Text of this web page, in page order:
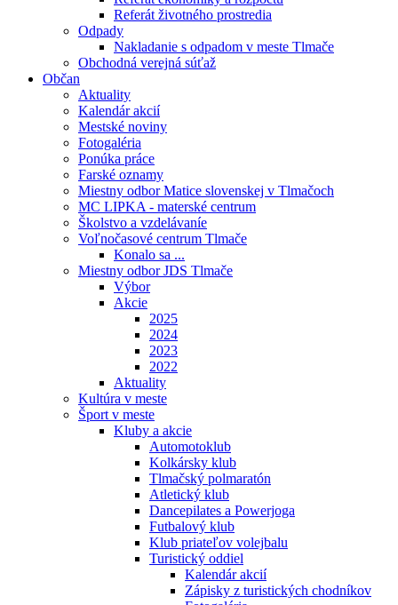
Referát životného prostredia
Odpady
Nakladanie s odpadom v meste Tlmače
Obchodná verejná súťaž
Občan
Aktuality
Kalendár akcií
Mestské noviny
Fotogaléria
Ponúka práce
Farské oznamy
Miestny odbor Matice slovenskej v Tlmačoch
MC LIPKA - materské centrum
Školstvo a vzdelávaníe
Voľnočasové centrum Tlmače
Konalo sa ...
Miestny odbor JDS Tlmače
Výbor
Akcie
2025
2024
2023
2022
Aktuality
Kultúra v meste
Šport v meste
Kluby a akcie
Automotoklub
Kolkársky klub
Tlmačský polmaratón
Atletický klub
Dancepilates a Powerjoga
Futbalový klub
Klub priateľov volejbalu
Turistický oddiel
Kalendár akcií
Zápisky z turistických chodníkov